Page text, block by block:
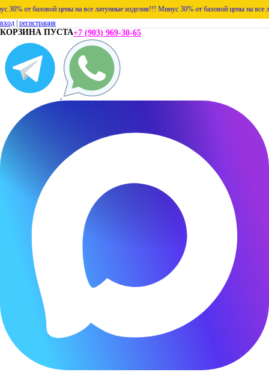
от базовой цены на все латунные изделия!!! Минус 30% от базовой цены на все
вход регистрация
КОРЗИНА ПУСТА+7 (903) 969-30-65